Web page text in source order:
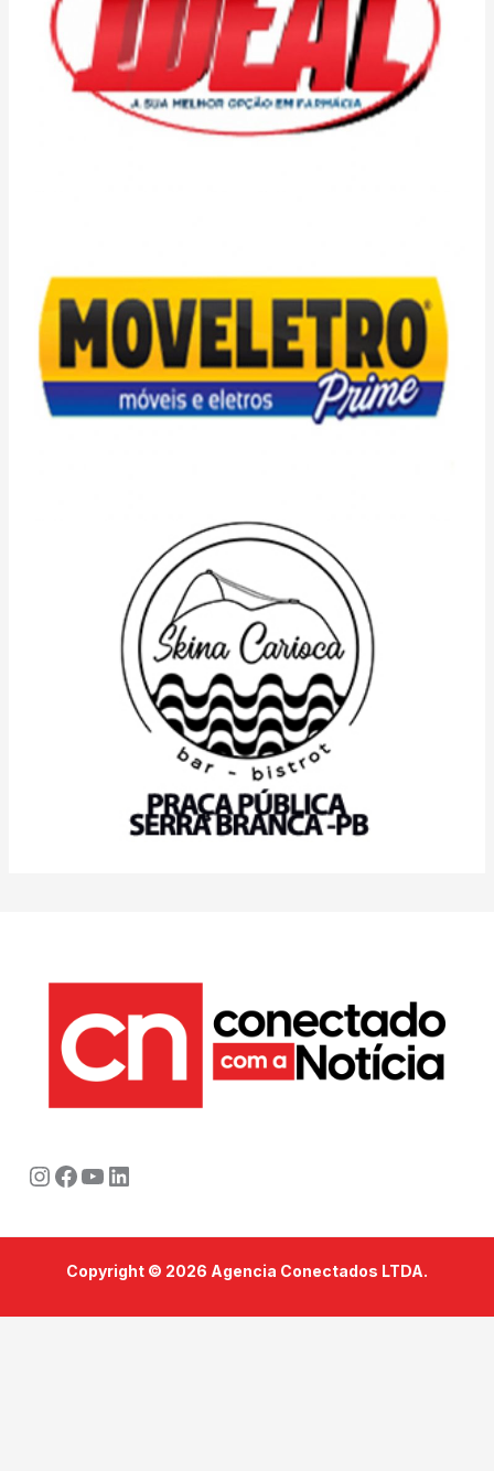
Instagram
Facebook
Youtube
LinkedIn
Copyright © 2026 Agencia Conectados LTDA.